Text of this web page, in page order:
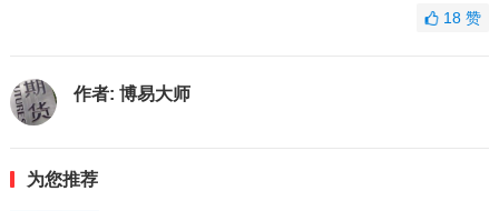
18赞
作者: 博易大师
为您推荐